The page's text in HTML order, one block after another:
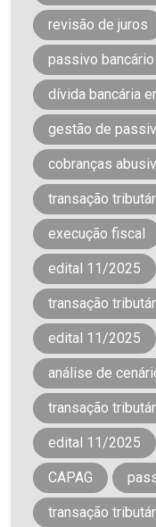
revisão de juros
passivo bancário
dívida bancária
gestão de
cobranças
transação
execução fiscal
edital 11/2025
transação
edital 11/2025
análise de
transação
edital 11/2025
CAPAG
transação